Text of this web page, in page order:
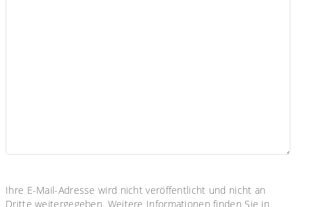
Ihre E-Mail-Adresse wird nicht veröffentlicht und nicht an
Dritte weitergegeben. Weitere Informationen finden Sie in